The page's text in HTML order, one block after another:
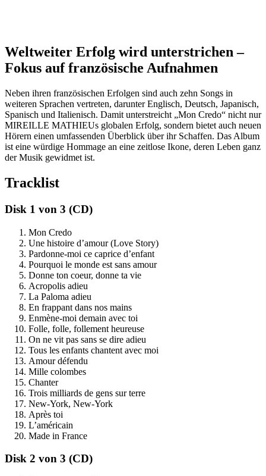
Weltweiter Erfolg wird unterstrichen –
Fokus auf französische Aufnahmen
Neben ihren französischen Erfolgen sind auch zehn Songs in
weiteren Sprachen vertreten, darunter Englisch, Deutsch, Japanisch,
Spanisch und Italienisch. Damit unterstreicht „Mon Credo“ nicht nur
MIREILLE MATHIEUs globalen Erfolg, sondern bietet auch neuen
Hörern einen umfassenden Überblick über ihr Schaffen. Das Album
ist eine würdige Hommage an eine zeitlose Ikone, deren Leben ganz
der Musik gewidmet ist.
Tracklist
Disk 1 von 3 (CD)
Mon Credo
Une histoire d’amour (Love Story)
Pardonne-moi ce caprice d’enfant
Pourquoi le monde est sans amour
Donne ton coeur, donne ta vie
Acropolis adieu
La Paloma adieu
En frappant dans nos mains
Enmène-moi demain avec toi
Folle, folle, follement heureuse
On ne vit pas sans se dire adieu
Tous les enfants chantent avec moi
Amour défendu
Mille colombes
Chanter
Trois milliards de gens sur terre
New-York, New-York
Après toi
L’américain
Made in France
Disk 2 von 3 (CD)